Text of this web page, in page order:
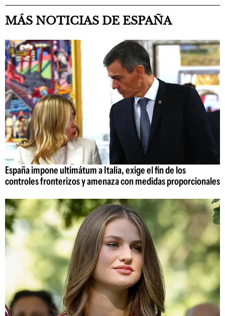
MÁS NOTICIAS DE ESPAÑA
España impone ultimátum a Italia, exige el fin de los
controles fronterizos y amenaza con medidas proporcionales